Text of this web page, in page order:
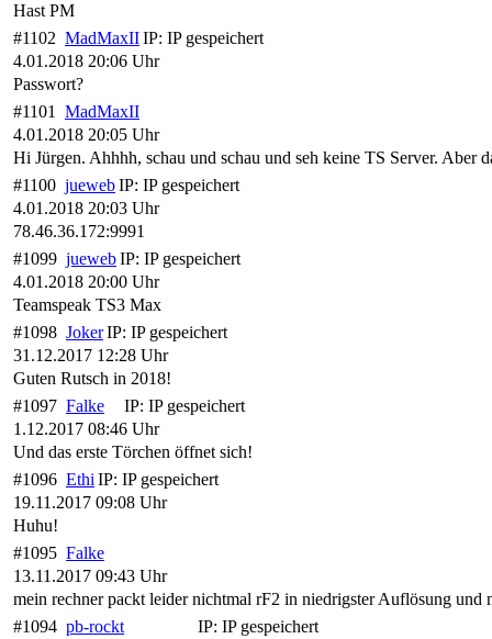
Hast PM
#1102 MadMaxIIIP: IP gespeichert
4.01.2018 20:06 Uhr
Passwort?
#1101
MadMaxII
4.01.2018 20:05 Uhr
Hi Jürgen. Ahhhh, schau und schau und seh keine TS Server. Aber
#1100 juewebIP: IP gespeichert
4.01.2018 20:03 Uhr
78.46.36.172:9991
#1099 juewebIP: IP gespeichert
4.01.2018 20:00 Uhr
Teamspeak TS3 Max
#1098 JokerIP: IP gespeichert
31.12.2017 12:28 Uhr
Guten Rutsch in 2018!
#1097 Falke IP: IP gespeichert
1.12.2017 08:46 Uhr
Und das erste Törchen öffnet sich!
#1096 Ethi IP: IP gespeichert
19.11.2017 09:08 Uhr
Huhu!
#1095 Falke
13.11.2017 09:43 Uhr
mein rechner packt leider nichtmal rF2 in niedrigster Auflösung und
#1094 pb-rockt IP: IP gespeichert